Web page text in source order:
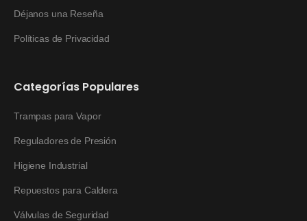
Déjanos una Reseña
Políticas de Privacidad
Categorías Populares
Trampas para Vapor
Reguladores de Presión
Higiene Industrial
Repuestos para Caldera
Válvulas de Seguridad